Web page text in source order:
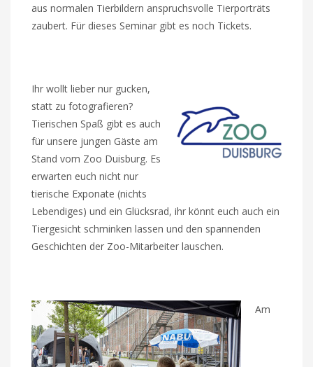
aus normalen Tierbildern anspruchsvolle Tierporträts
zaubert. Für dieses Seminar gibt es noch Tickets.
Ihr wollt lieber nur gucken,
statt zu fotografieren?
Tierischen Spaß gibt es auch
für unsere jungen Gäste am
Stand vom Zoo Duisburg. Es
erwarten euch nicht nur
tierische Exponate (nichts
Lebendiges) und ein Glücksrad, ihr könnt euch auch ein
Tiergesicht schminken lassen und den spannenden
Geschichten der Zoo-Mitarbeiter lauschen.
Am